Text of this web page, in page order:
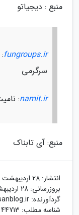
منبع : دیجیاتو
fungroups.ir
سرگرمی
namit.ir
:
منبع: آی تابناک
انتشار: 28 اردیبهشت 1401
بروزرسانی: 28 اردیبهشت 1401
گردآورنده:
شناسه مطلب: 44713